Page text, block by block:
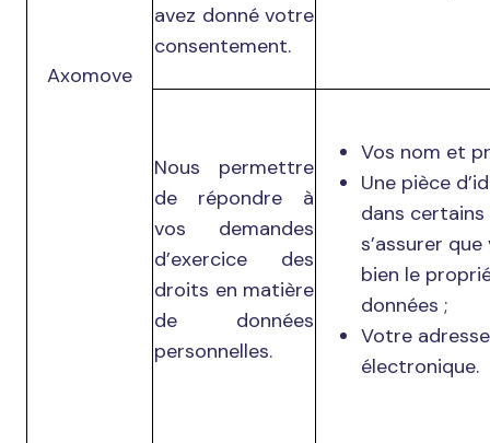
Axomove
avez donné votre
consentement.
Nous permettre
de répondre à
vos demandes
d’exercice des
droits en matière
de données
personnelles.
Vos nom et
Une pièce
dans
s’assurer
bien le
données ;
Votre adresse
électronique.